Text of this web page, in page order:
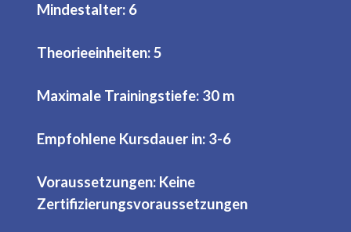
Mindestalter: 6
Theorieeinheiten: 5
Maximale Trainingstiefe: 30 m
Empfohlene Kursdauer in: 3-6
Voraussetzungen: Keine
Zertifizierungsvoraussetzungen